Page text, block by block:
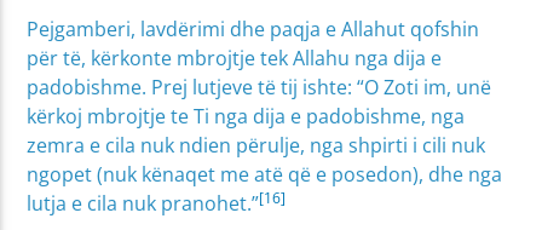
Pejgamberi, lavdërimi dhe paqja e Allahut qofshin
për të, kërkonte mbrojtje tek Allahu nga dija e
padobishme. Prej lutjeve të tij ishte: “O Zoti im, unë
kërkoj mbrojtje te Ti nga dija e padobishme, nga
zemra e cila nuk ndien përulje, nga shpirti i cili nuk
ngopet (nuk kënaqet me atë që e posedon), dhe nga
lutja e cila nuk pranohet.”[16]